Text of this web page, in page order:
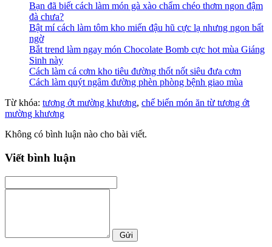
Bạn đã biết cách làm món gà xào chẩm chéo thơm ngon đậm
đà chưa?
Bật mí cách làm tôm kho miến đậu hũ cực lạ nhưng ngon bất
ngờ
Bắt trend làm ngay món Chocolate Bomb cực hot mùa Giáng
Sinh này
Cách làm cá cơm kho tiêu đường thốt nốt siêu đưa cơm
Cách làm quýt ngâm đường phèn phòng bệnh giao mùa
Từ khóa: tương ớt mường khương, chế biến món ăn từ tương ớt
mường khương
Không có bình luận nào cho bài viết.
Viết bình luận
Gửi